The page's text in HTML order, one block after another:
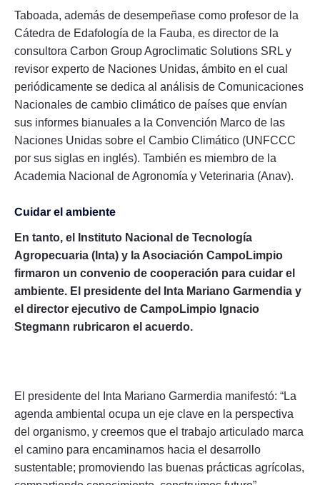
Taboada, además de desempeñase como profesor de la
Cátedra de Edafología de la Fauba, es director de la
consultora Carbon Group Agroclimatic Solutions SRL y
revisor experto de Naciones Unidas, ámbito en el cual
periódicamente se dedica al análisis de Comunicaciones
Nacionales de cambio climático de países que envían
sus informes bianuales a la Convención Marco de las
Naciones Unidas sobre el Cambio Climático (UNFCCC
por sus siglas en inglés). También es miembro de la
Academia Nacional de Agronomía y Veterinaria (Anav).
Cuidar el ambiente
En tanto, el Instituto Nacional de Tecnología
Agropecuaria (Inta) y la Asociación CampoLimpio
firmaron un convenio de cooperación para cuidar el
ambiente. El presidente del Inta Mariano Garmendia y
el director ejecutivo de CampoLimpio Ignacio
Stegmann rubricaron el acuerdo.
El presidente del Inta Mariano Garmerdia manifestó: “La
agenda ambiental ocupa un eje clave en la perspectiva
del organismo, y creemos que el trabajo articulado marca
el camino para encaminarnos hacia el desarrollo
sustentable; promoviendo las buenas prácticas agrícolas,